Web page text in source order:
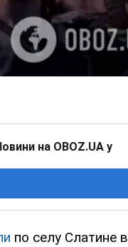
на OBOZ.UA у
по селу Слатине в